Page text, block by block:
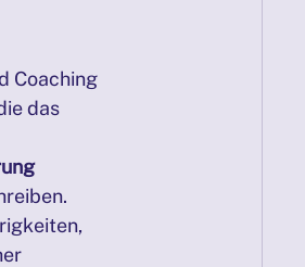
Coaching
das